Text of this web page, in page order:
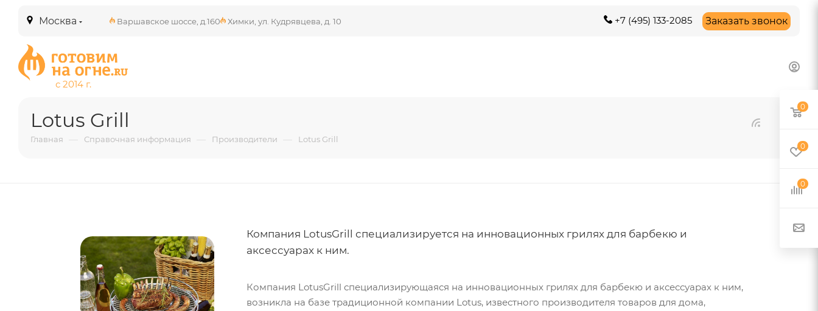
Москва Варшавское шоссе, д.160 Химки, ул. Кудрявцева, д. 10 +7 (495) 133-2085 Заказать звонок
Lotus Grill
Главная — Справочная информация — Производители — Lotus Grill
Компания LotusGrill специализируется на инновационных грилях для барбекю и
аксессуарах к ним.
Компания LotusGrill специализирующаяся на инновационных грилях для барбекю и аксессуарах к ним,
возникла на базе традиционной компании Lotus, известного производителя товаров для дома,
0
0
0